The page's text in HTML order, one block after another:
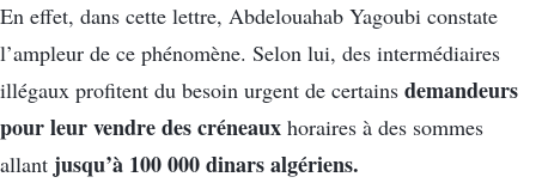
En effet, dans cette lettre, Abdelouahab Yagoubi constate
l’ampleur de ce phénomène. Selon lui, des intermédiaires
illégaux profitent du besoin urgent de certains demandeurs
pour leur vendre des créneaux horaires à des sommes
allant jusqu’à 100 000 dinars algériens.